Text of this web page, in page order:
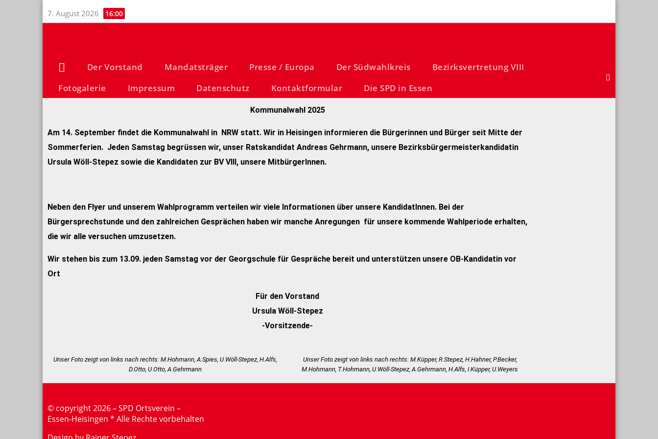
7. August 2026 16:00
Der Vorstand Mandatsträger Presse / Europa Der Südwahlkreis
Bezirksvertretung VIII
Fotogalerie
Impressum Datenschutz Kontaktformular Die SPD in Essen
Kommunalwahl 2025
Am 14. September findet die Kommunalwahl in NRW statt. Wir in Heisingen informieren die Bürgerinnen und Bürger seit Mitte der
Sommerferien. Jeden Samstag begrüssen wir, unser Ratskandidat Andreas Gehrmann, unsere Bezirksbürgermeisterkandidatin
Ursula Wöll-Stepez sowie die Kandidaten zur BV VIII, unsere MitbürgerInnen.
Neben den Flyer und unserem Wahlprogramm verteilen wir viele Informationen über unsere KandidatInnen. Bei der
Bürgersprechstunde und den zahlreichen Gesprächen haben wir manche Anregungen für unsere kommende Wahlperiode erhalten,
die wir alle versuchen umzusetzen.
Wir stehen bis zum 13.09. jeden Samstag vor der Georgschule für Gespräche bereit und unterstützen unsere OB-Kandidatin vor
Ort
Für den Vorstand
Ursula Wöll-Stepez
-Vorsitzende-
Unser Foto zeigt von links nach rechts: M.Hohmann, A.Spies, U.Wöll-Stepez, H.Alfs,
D.Otto, U.Otto, A.Gehrmann
Unser Foto zeigt von links nach rechts: M.Küpper, R.Stepez, H.Hahner, P.Becker,
M.Hohmann, T.Hohmann, U.Wöll-Stepez, A.Gehrmann, H.Alfs, I.Küpper, U.Weyers
© copyright 2026 – SPD Ortsverein –
Essen-Heisingen * Alle Rechte vorbehalten